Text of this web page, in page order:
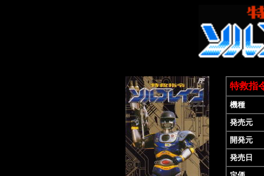
特救指
機種
発売元
開発元
発売日